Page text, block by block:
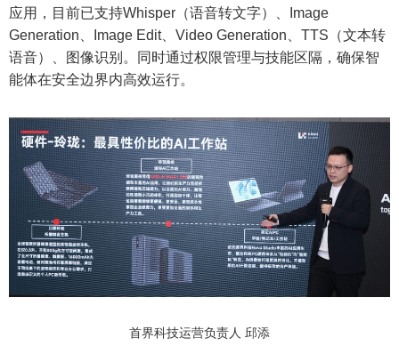
应用，目前已支持Whisper（语音转文字）、Image
Generation、Image Edit、Video Generation、TTS（文本转
语音）、图像识别。同时通过权限管理与技能区隔，确保智
能体在安全边界内高效运行。
首界科技运营负责人 邱添